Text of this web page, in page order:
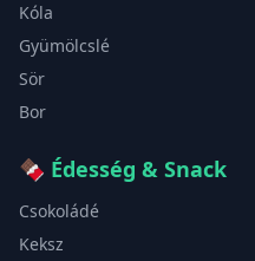
Kóla
Gyümölcslé
Sör
Bor
🍫 Édesség & Snack
Csokoládé
Keksz